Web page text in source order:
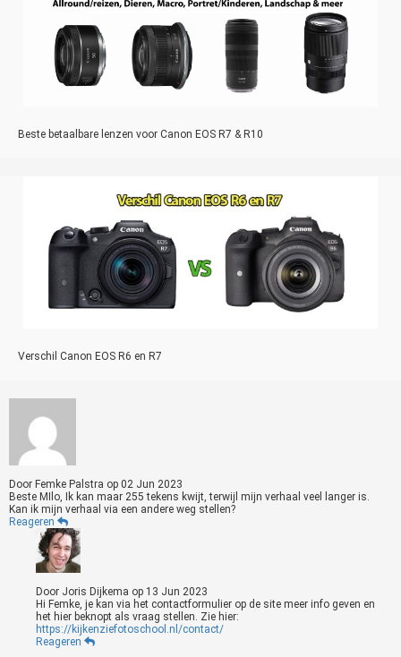
Beste betaalbare lenzen voor Canon EOS R7 & R10
Verschil Canon EOS R6 en R7
Door Femke Palstra op 02 Jun 2023
Beste MIlo, Ik kan maar 255 tekens kwijt, terwijl mijn verhaal veel langer is.
Kan ik mijn verhaal via een andere weg stellen?
Reageren
Door Joris Dijkema op 13 Jun 2023
Hi Femke, je kan via het contactformulier op de site meer info geven en
het hier beknopt als vraag stellen. Zie hier:
https://kijkenziefotoschool.nl/contact/
Reageren